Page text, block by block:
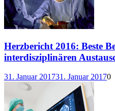
Herzbericht 2016: Beste
interdisziplinären
31. Januar 201731. Januar 20170